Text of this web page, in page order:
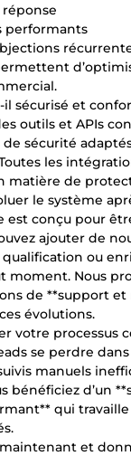
performants
sécurisé et
outils et APIs
sécurité
les
matière de
le système
est conçu pour
ajouter de
ou
moment. Nous
de **support
évolutions.
votre processus
se perdre
manuels
bénéficiez d’un
qui travaille
et